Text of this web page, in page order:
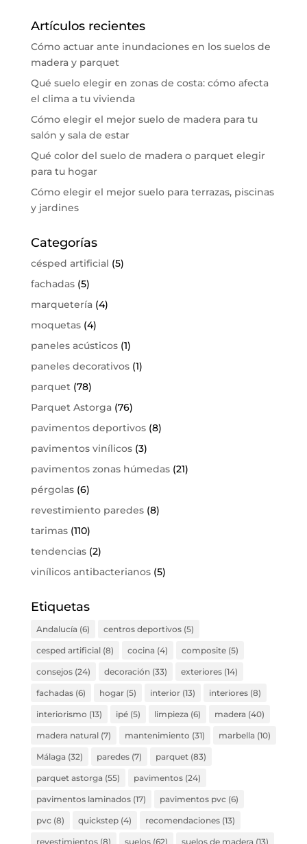
Artículos recientes
Cómo actuar ante inundaciones en los suelos de
madera y parquet
Qué suelo elegir en zonas de costa: cómo afecta
el clima a tu vivienda
Cómo elegir el mejor suelo de madera para tu
salón y sala de estar
Qué color del suelo de madera o parquet elegir
para tu hogar
Cómo elegir el mejor suelo para terrazas, piscinas
y jardines
Categorías
césped artificial (5)
fachadas(5)
marquetería(4)
moquetas(4)
paneles acústicos(1)
paneles decorativos(1)
parquet(78)
Parquet Astorga(76)
pavimentos deportivos(8)
pavimentos vinílicos(3)
pavimentos zonas húmedas(21)
pérgolas(6)
revestimiento paredes(8)
tarimas(110)
tendencias(2)
vinílicos antibacterianos(5)
Etiquetas
Andalucía (6) centros deportivos(5)
cesped artificial(8) cocina (4) composite(5)
consejos(24) decoración (33) exteriores(14)
fachadas(6) hogar(5) interior(13) interiores(8)
interiorismo (13) ipé(5) limpieza (6) madera (40)
madera natural(7) mantenimiento (31) marbella (10)
Málaga (32) paredes(7) parquet (83)
parquet astorga (55) pavimentos(24)
pavimentos laminados(17) pavimentos pvc (6)
pvc (8) quickstep(4) recomendaciones(13)
revestimientos(8) suelos(62) suelos de madera (13)